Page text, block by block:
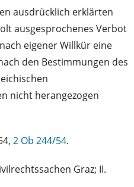
ausdrücklich erklärten
ausgesprochenes Verbot
eigener Willkür eine
den Bestimmungen des
nicht herangezogen
2 Ob 244/54.
Graz; II.